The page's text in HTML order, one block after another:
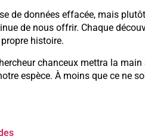
de données effacée, mais
de nous offrir. Chaque
histoire.
chanceux mettra la main
espèce. À moins que ce ne